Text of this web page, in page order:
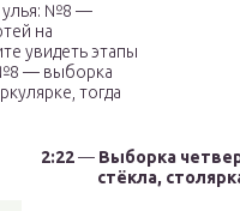
улья: №8 —
на
увидеть этапы
№8 — выборка
тогда
2:22— Выборка
стёкла,